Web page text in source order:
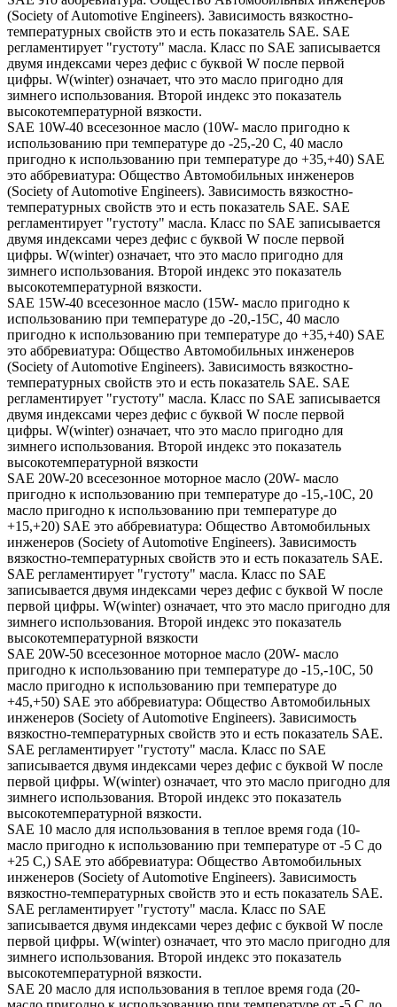
(Society of Automotive Engineers). Зависимость вязкостно-
температурных свойств это и есть показатель SAE. SAE
регламентирует "густоту" масла. Класс по SAE записывается
двумя индексами через дефис с буквой W после первой
цифры. W(winter) означает, что это масло пригодно для
зимнего использования. Второй индекс это показатель
высокотемпературной вязкости.
SAE 10W-40 всесезонное масло (10W- масло пригодно к
использованию при температуре до -25,-20 С, 40 масло
пригодно к использованию при температуре до +35,+40) SAE
это аббревиатура: Общество Автомобильных инженеров
(Society of Automotive Engineers). Зависимость вязкостно-
температурных свойств это и есть показатель SAE. SAE
регламентирует "густоту" масла. Класс по SAE записывается
двумя индексами через дефис с буквой W после первой
цифры. W(winter) означает, что это масло пригодно для
зимнего использования. Второй индекс это показатель
высокотемпературной вязкости.
SAE 15W-40 всесезонное масло (15W- масло пригодно к
использованию при температуре до -20,-15С, 40 масло
пригодно к использованию при температуре до +35,+40) SAE
это аббревиатура: Общество Автомобильных инженеров
(Society of Automotive Engineers). Зависимость вязкостно-
температурных свойств это и есть показатель SAE. SAE
регламентирует "густоту" масла. Класс по SAE записывается
двумя индексами через дефис с буквой W после первой
цифры. W(winter) означает, что это масло пригодно для
зимнего использования. Второй индекс это показатель
высокотемпературной вязкости
SAE 20W-20 всесезонное моторное масло (20W- масло
пригодно к использованию при температуре до -15,-10С, 20
масло пригодно к использованию при температуре до
+15,+20) SAE это аббревиатура: Общество Автомобильных
инженеров (Society of Automotive Engineers). Зависимость
вязкостно-температурных свойств это и есть показатель SAE.
SAE регламентирует "густоту" масла. Класс по SAE
записывается двумя индексами через дефис с буквой W после
первой цифры. W(winter) означает, что это масло пригодно для
зимнего использования. Второй индекс это показатель
высокотемпературной вязкости
SAE 20W-50 всесезонное моторное масло (20W- масло
пригодно к использованию при температуре до -15,-10С, 50
масло пригодно к использованию при температуре до
+45,+50) SAE это аббревиатура: Общество Автомобильных
инженеров (Society of Automotive Engineers). Зависимость
вязкостно-температурных свойств это и есть показатель SAE.
SAE регламентирует "густоту" масла. Класс по SAE
записывается двумя индексами через дефис с буквой W после
первой цифры. W(winter) означает, что это масло пригодно для
зимнего использования. Второй индекс это показатель
высокотемпературной вязкости.
SAE 10 масло для использования в теплое время года (10-
масло пригодно к использованию при температуре от -5 С до
+25 С,) SAE это аббревиатура: Общество Автомобильных
инженеров (Society of Automotive Engineers). Зависимость
вязкостно-температурных свойств это и есть показатель SAE.
SAE регламентирует "густоту" масла. Класс по SAE
записывается двумя индексами через дефис с буквой W после
первой цифры. W(winter) означает, что это масло пригодно для
зимнего использования. Второй индекс это показатель
высокотемпературной вязкости.
SAE 20 масло для использования в теплое время года (20-